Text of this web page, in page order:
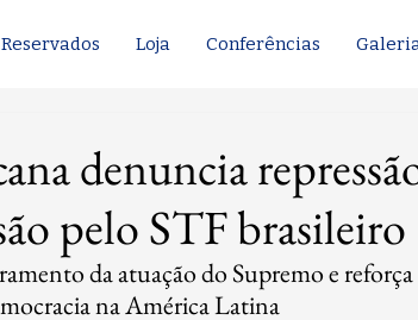
Loja Conferências
denuncia
pelo STF brasileiro
da atuação do Supremo e reforça
na América Latina